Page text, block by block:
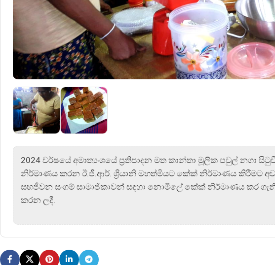
2024 වර්ෂයේ අමාත්‍යංශයේ ප්‍රතිපාදන මත කාන්තා මූලික පවුල්‍ නගා
නිර්මාණය කරන ඊ.ජී.ආර්. ශ්‍රියානි මහත්මියට කේක් නිර්මාණය කිරීමට
සහජීවන සංගම් සාමාජිකාවන් සඳහා නොමිලේ කේක් නිර්මාණය කර
කරන ලදී.